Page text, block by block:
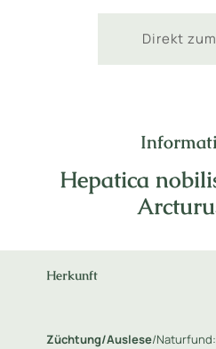
Direkt
Hepatica
Herkunft
Züchtung/Auslese/